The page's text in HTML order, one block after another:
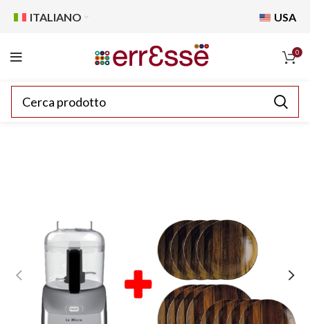
ITALIANO USA
0